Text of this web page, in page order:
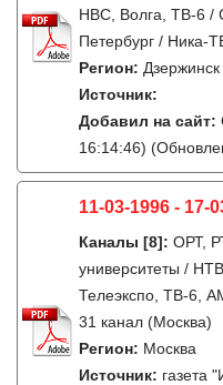
НВС, Волга, ТВ-6 /
Петербург / Ника-
Регион: Дзержинск
Источник:
Добавил на сайт:
16:14:46)
11-03-1996 - 17-
Каналы [8]: ОРТ,
университеты /
Телеэкспо, ТВ-6,
31 канал (Москва)
Регион: Москва
Источник: газета